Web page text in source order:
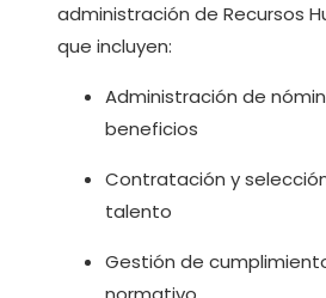
administración de Recursos
que incluyen:
Administración de
beneficios
Contratación y
talento
Gestión de